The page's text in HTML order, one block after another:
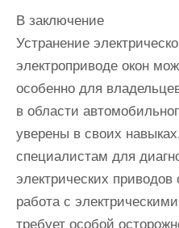
В заключение
Устранение
электроприводе окон
особенно для
в области
уверены в своих
специалистам для
электрических
работа с
требует особой